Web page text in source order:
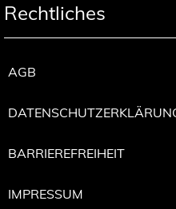
Rechtliches
AGB
BARRIEREFREIHEIT
IMPRESSUM